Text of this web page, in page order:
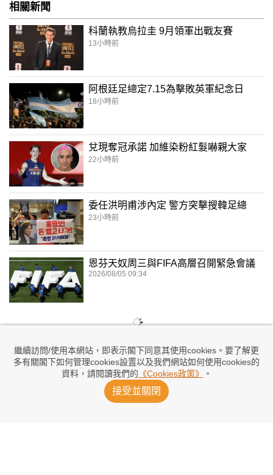
繼續訪問/使用本網站，即表示閣下同意其使用cookies。要了解更
多有關閣下如何管理cookies設置以及我們網站如何使用cookies的
資料，請閱讀我們的 《Cookies政策》 。
接受並關閉
相關新聞
科蘭執教烏拉圭 9月領軍出戰友賽
13小時前
阿根廷足總定7.15為擊敗英軍紀念日
18小時前
兌現奪冠承諾 加維染粉紅髮嚇親大家
22小時前
委任洪明甫涉內定 警方突擊搜韓足總
23小時前
恩芬天奴周三與FIFA高層召開緊急會議
2026/08/05 09:34